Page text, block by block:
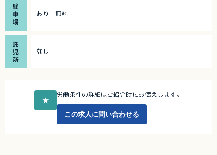
駐
車
場
あり 無料
託
児
所
なし
★
労働条件の詳細はご紹介時にお伝えします。
この求人に問い合わせる